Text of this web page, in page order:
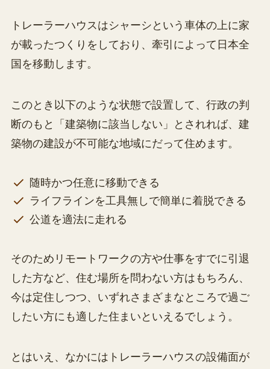
トレーラーハウスはシャーシという車体の上に家
が載ったつくりをしており、牽引によって日本全
国を移動します。
このとき以下のような状態で設置して、行政の判
断のもと「建築物に該当しない」とされれば、建
築物の建設が不可能な地域にだって住めます。
随時かつ任意に移動できる
ライフラインを工具無しで簡単に着脱できる
公道を適法に走れる
そのためリモートワークの方や仕事をすでに引退
した方など、住む場所を問わない方はもちろん、
今は定住しつつ、いずれさまざまなところで過ご
したい方にも適した住まいといえるでしょう。
とはいえ、なかにはトレーラーハウスの設備面が